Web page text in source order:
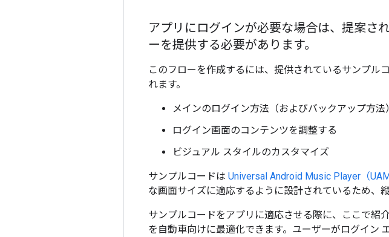
アプリにログインが必要な場合は、提案さ
ーを提供する必要があります。
このフローを作成するには、提供されているサンプル
れます。
メインのログイン方法（およびバックアップ方法
ログイン画面のコンテンツを調整する
ビジュアル スタイルのカスタマイズ
サンプルコードは Universal Android Music Player（
な画面サイズに適応するように設計されているため、
サンプルコードをアプリに適応させる際に、ここで紹
を自動車向けに最適化できます。ユーザーがログイン